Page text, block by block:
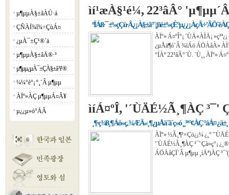
¡á µ¶µµÀ§±âÀÚ·á
¡á ÇÑÀÏ¾î¾÷ÇùÁ¤
¡á ¿µÀ¯±Ç¹®´ä
¡á µ¶µµÀ§±âÄ®·³
¡á µ¶µµ¿µÀ¯±ÇÀ§±â ³í¹®
¡á ¼¼°è°¡ º¸´Â µ¶µµ
¡á ÀÏº»ÀÇ µ¶µµÁ¤Ã¥
¡á µ¿¿µ»ó°­ÁÂ
ìí¹æÀ§¹é¼­, 22³âÂ°
ºÏÁß·¯ ±º»çÇù·Â¿¡ À§±â°¨¡¦ñé±º»çÈ°µ¿¿¡ ÀçÂ÷
ÀÏº» Á¤ºÎ°¡ ´ÙÄ«ÀÌÄ¡
¿µÅä¶ó´Â ¾ïÁö ÁÖÀåÀ»
°ÍÀº 22³âÂ°´Ù. ´Ù¸¸ ÀÏº»
ìíÁ¤ºÎ, '´ÙÄÉ½Ã¸¶ÀÇ ³¯'
¸¶·ç¾ß¸¶ Áö»ç, ¾ÆÄ«¸¶ ¿µÅä´ã´ç»ó ¸¸³ª °¢ÀÇ °áÁ¤ ¿ä±¸
ÀÏº» ½Ã¸¶³×Çö¿¡¼­ ¿­¸°
'´ÙÄÉ½Ã¸¶ÀÇ ³¯' Çà»ç°¡
ÁÖÀåÇÏ´Â µ¶µµ ¸íÄª)ÀÇ